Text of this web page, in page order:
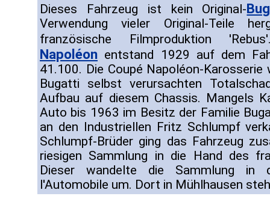
Dieses Fahrzeug ist kein Original-
Verwendung vieler Original-Teile
französische Filmproduktion
Napoléon entstand 1929 auf dem
41.100. Die Coupé Napoléon-
Bugatti selbst verursachten
Aufbau auf diesem Chassis. Mangels
Auto bis 1963 im Besitz der Familie
an den Industriellen Fritz Schlumpf
Schlumpf-Brüder ging das Fahrzeug
riesigen Sammlung in die Hand des
Dieser wandelte die Sammlung in
l'Automobile um. Dort in Mühlhausen